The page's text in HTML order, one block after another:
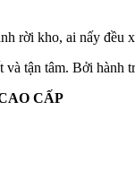
rời kho, ai nấy đều
tận tâm. Bởi hành
CẤP